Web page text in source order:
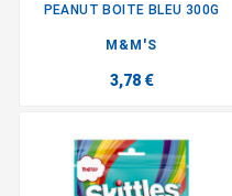
PEANUT BOITE BLEU 300G
M&M'S
3,78 €